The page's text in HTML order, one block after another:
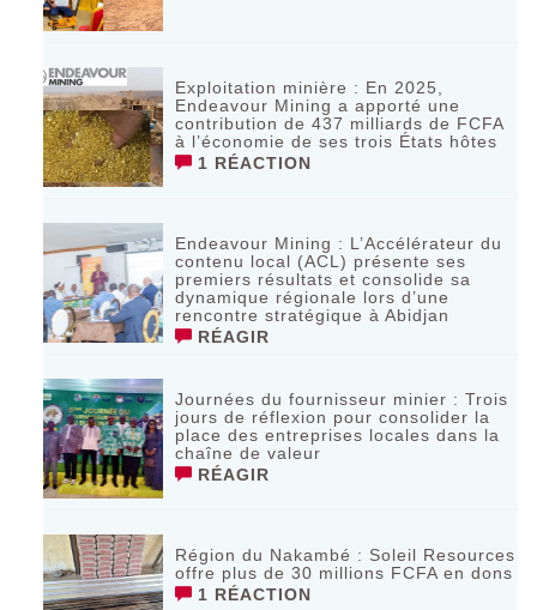
Exploitation minière : En 2025,
Endeavour Mining a apporté une
contribution de 437 milliards de FCFA
à l’économie de ses trois États hôtes
1 RÉACTION
Endeavour Mining : L’Accélérateur du
contenu local (ACL) présente ses
premiers résultats et consolide sa
dynamique régionale lors d’une
rencontre stratégique à Abidjan
RÉAGIR
Journées du fournisseur minier : Trois
jours de réflexion pour consolider la
place des entreprises locales dans la
chaîne de valeur
RÉAGIR
Région du Nakambé : Soleil Resources
offre plus de 30 millions FCFA en dons
1 RÉACTION